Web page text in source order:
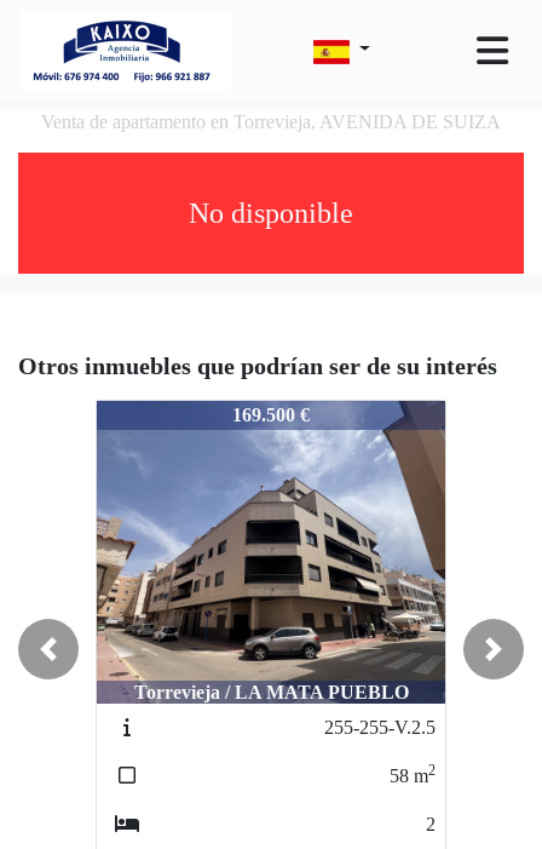
Venta de apartamento en Torrevieja, AVENIDA DE SUIZA
No disponible
Otros inmuebles que podrían ser de su interés
262-261-V.2.9169.500 €
Torrevieja / LA MATA PUEBLO
255-255-V.2.5
58 m2
2
Previous Next